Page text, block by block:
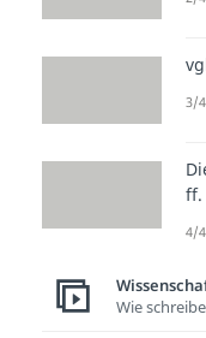
3/
ff.
4/
Wie